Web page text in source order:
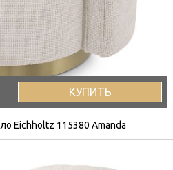
КУПИТЬ
Eichholtz 115380 Amanda